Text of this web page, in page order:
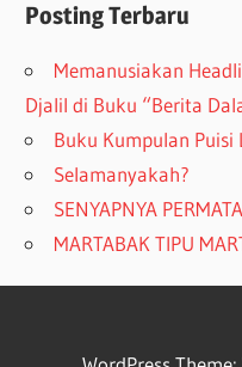
Posting Terbaru
Memanusiakan
Djalil di Buku “Berita
Buku Kumpulan
Selamanyakah?
SENYAPNYA PERMATA
MARTABAK TIPU